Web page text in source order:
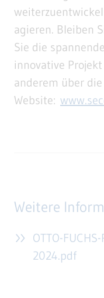
agieren. Bleiben
Sie die
innovative
anderem über
Website:
Weitere
OTTO-
2024.pdf